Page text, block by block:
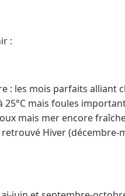
:
: les mois parfaits alliant
25°C mais foules
mais mer encore
Hiver